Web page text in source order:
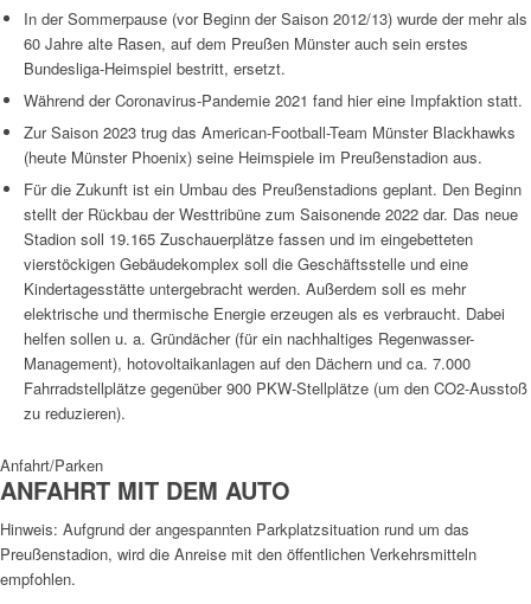
In der Sommerpause (vor Beginn der Saison 2012/13) wurde der mehr als
60 Jahre alte Rasen, auf dem Preußen Münster auch sein erstes
Bundesliga-Heimspiel bestritt, ersetzt.
Während der Coronavirus-Pandemie 2021 fand hier eine Impfaktion statt.
Zur Saison 2023 trug das American-Football-Team Münster Blackhawks
(heute Münster Phoenix) seine Heimspiele im Preußenstadion aus.
Für die Zukunft ist ein Umbau des Preußenstadions geplant. Den Beginn
stellt der Rückbau der Westtribüne zum Saisonende 2022 dar. Das neue
Stadion soll 19.165 Zuschauerplätze fassen und im eingebetteten
vierstöckigen Gebäudekomplex soll die Geschäftsstelle und eine
Kindertagesstätte untergebracht werden. Außerdem soll es mehr
elektrische und thermische Energie erzeugen als es verbraucht. Dabei
helfen sollen u. a. Gründächer (für ein nachhaltiges Regenwasser-
Management), hotovoltaikanlagen auf den Dächern und ca. 7.000
Fahrradstellplätze gegenüber 900 PKW-Stellplätze (um den CO2-Ausstoß
zu reduzieren).
Anfahrt/Parken
ANFAHRT MIT DEM AUTO
Hinweis: Aufgrund der angespannten Parkplatzsituation rund um das
Preußenstadion, wird die Anreise mit den öffentlichen Verkehrsmitteln
empfohlen.